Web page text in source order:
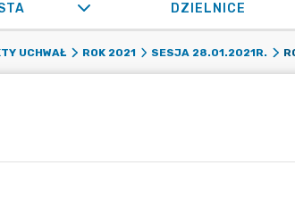
DZIELNICE
UCHWAŁ ROK 2021 SESJA 28.01.2021R.